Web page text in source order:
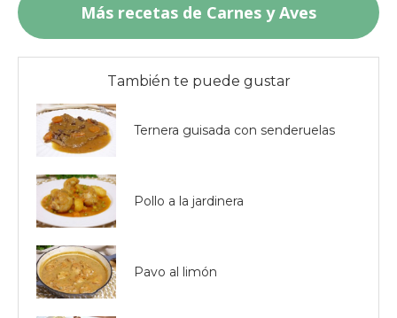
Más recetas de Carnes y Aves
También te puede gustar
Ternera guisada con senderuelas
Pollo a la jardinera
Pavo al limón